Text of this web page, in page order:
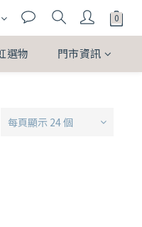
選物 門市資訊
每頁顯示 24 個